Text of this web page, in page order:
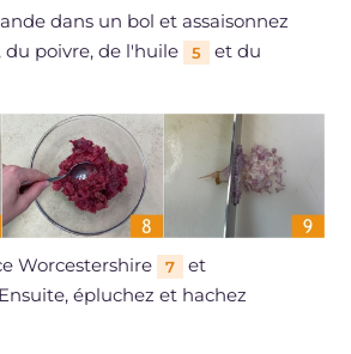
dans un bol et assaisonnez
, du poivre, de l'huile 5
et du
Worcestershire 7
et
épluchez et hachez